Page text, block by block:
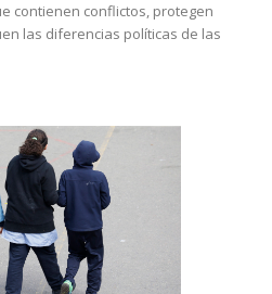
contienen conflictos, protegen
las diferencias políticas de las